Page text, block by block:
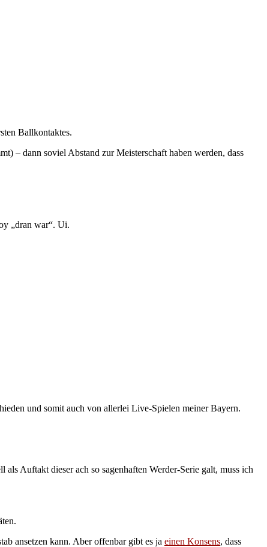
Ballkontaktes.
– dann soviel Abstand zur Meisterschaft haben werden, dass
„dran war“. Ui.
und somit auch von allerlei Live-Spielen meiner Bayern.
als Auftakt dieser ach so sagenhaften Werder-Serie galt, muss ich
ansetzen kann. Aber offenbar gibt es ja einen Konsens, dass